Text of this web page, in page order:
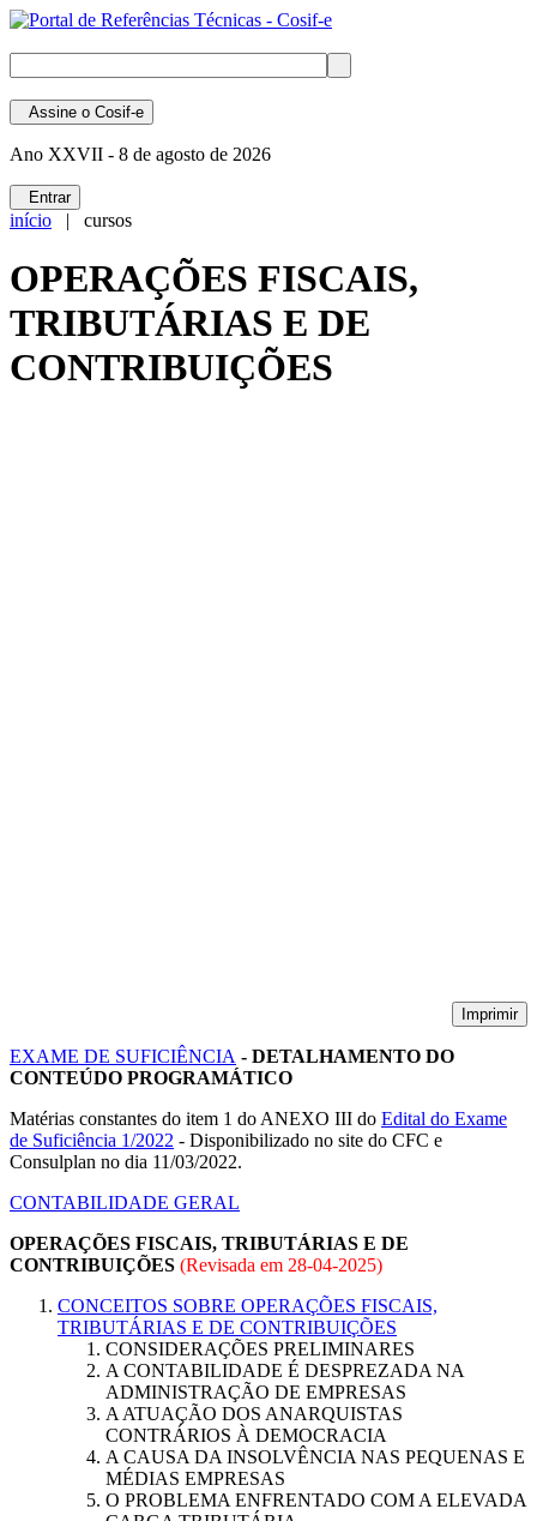
Assine o Cosif-e
Ano XXVII - 8 de agosto de 2026
Entrar
início | cursos
OPERAÇÕES FISCAIS,
TRIBUTÁRIAS E DE
CONTRIBUIÇÕES
Imprimir
EXAME DE SUFICIÊNCIA - DETALHAMENTO DO
CONTEÚDO PROGRAMÁTICO
Matérias constantes do item 1 do ANEXO III do Edital do Exame
de Suficiência 1/2022 - Disponibilizado no site do CFC e
Consulplan no dia 11/03/2022.
CONTABILIDADE GERAL
OPERAÇÕES FISCAIS, TRIBUTÁRIAS E DE
CONTRIBUIÇÕES (Revisada em 28-04-2025)
CONCEITOS SOBRE OPERAÇÕES FISCAIS,
TRIBUTÁRIAS E DE CONTRIBUIÇÕES
CONSIDERAÇÕES PRELIMINARES
A CONTABILIDADE É DESPREZADA NA
ADMINISTRAÇÃO DE EMPRESAS
A ATUAÇÃO DOS ANARQUISTAS
CONTRÁRIOS À DEMOCRACIA
A CAUSA DA INSOLVÊNCIA NAS PEQUENAS E
MÉDIAS EMPRESAS
O PROBLEMA ENFRENTADO COM A ELEVADA